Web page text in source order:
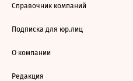
Справочник компаний
Подписка для юр.лиц
О компании
Редакция